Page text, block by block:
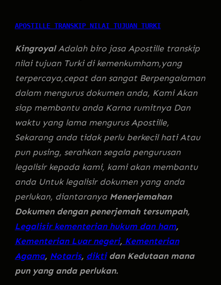
APOSTILLE TRANSKIP NILAI TUJUAN TURKI
KingroyalAdalah biro jasa Apostille transkip
nilai tujuan Turki di kemenkumham,yang
terpercaya,cepat dan sangat Berpengalaman
dalam mengurus dokumen anda, Kami Akan
siap membantu anda Karna rumitnya Dan
waktu yang lama mengurus Apostille,
Sekarang anda tidak perlu berkecil hati Atau
pun pusing, serahkan segala pengurusan
legalisir kepada kami, kami akan membantu
anda Untuk legalisir dokumen yang anda
perlukan, diantaranya Menerjemahan
Dokumen dengan penerjemah tersumpah,
Legalisir kementerian hukum dan ham,
Kementerian Luar negeri, Kementerian
Agama, Notaris, diktidan Kedutaan mana
pun yang anda perlukan.